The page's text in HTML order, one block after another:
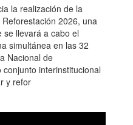
la realización de la
2026, una
se llevará a cabo el
simultánea en las 32
Nacional de
interinstitucional
y refor